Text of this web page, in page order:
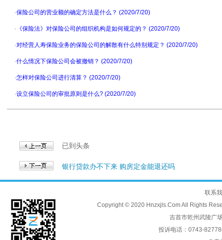
·保险公司的营业额的确定方法是什么？ (2020/7/20)
· 《保险法》对保险公司的组织机构是如何规定的？ (2020/7/20)
·对经营人寿保险业务的保险公司的解散有什么特别规定？ (2020/7/20)
·什么情况下保险公司会被撤销？ (2020/7/20)
·怎样对保险公司进行清算？ (2020/7/20)
·设立保险公司的审批原则是什么? (2020/7/20)
已到头条
银行贷款办不下来 购房定金能退还吗
联系
Copyright © 2020 Hnzxjls.Com All Rights
吉首市乾州武陵广
投诉电话：0743-